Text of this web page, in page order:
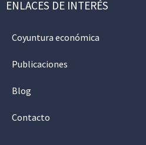
ENLACES DE INTERÉS
Coyuntura económica
Publicaciones
Blog
Contacto